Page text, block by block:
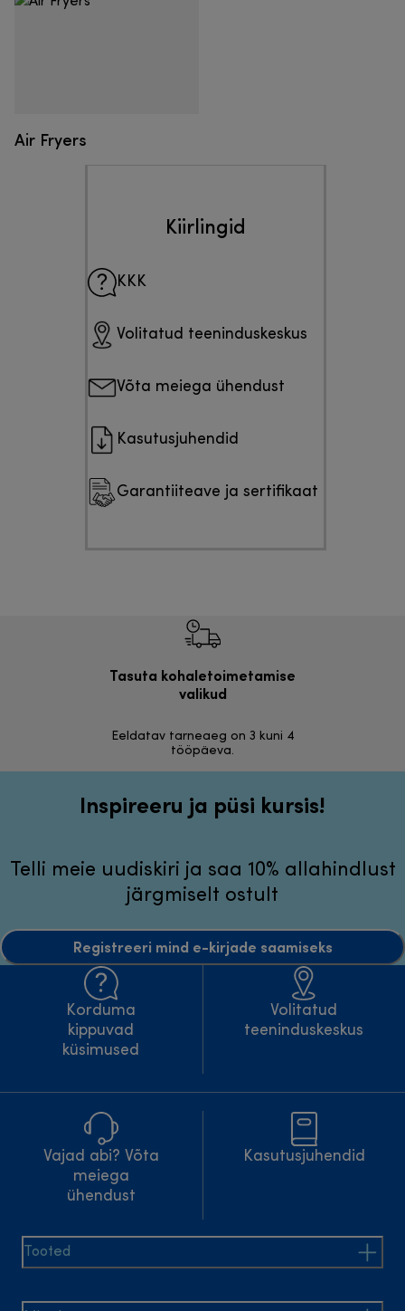
Air Fryers
Kiirlingid
KKK
Volitatud teeninduskeskus
Võta meiega ühendust
Kasutusjuhendid
Garantiiteave ja sertifikaat
Tasuta kohaletoimetamise
valikud
Eeldatav tarneaeg on 3 kuni 4
tööpäeva.
Inspireeru ja püsi kursis!
Telli meie uudiskiri ja saa 10% allahindlust
järgmiselt ostult
Registreeri mind e-kirjade saamiseks
Korduma
kippuvad
küsimused
Volitatud
teeninduskeskus
Vajad abi? Võta
meiega
ühendust
Kasutusjuhendid
Tooted